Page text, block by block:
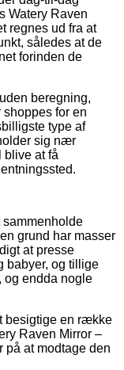
Watery Raven
regnes ud fra at
således at de
forinden de
beregning,
for en
type af
sig nær
blive at få
grund har masser
at presse
babyer, og tillige
og endda nogle
besigtige en række
Raven Mirror –
på at modtage den